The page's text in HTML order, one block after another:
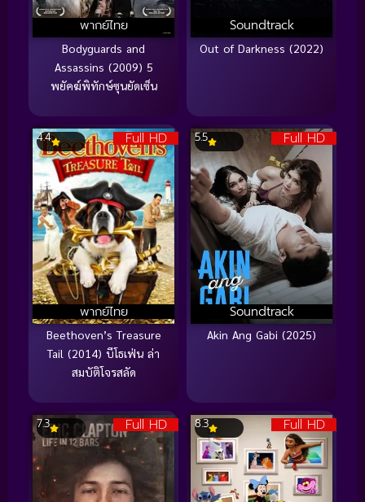
พากย์ไทย
Bodyguards and
Assassins (2009) 5
พยัคฆ์พิทักษ์ซุนยัดเซ็น
Soundtrack
Out of Darkness (2022)
Full HD
พากย์ไทย
4.4
Beethoven’s Treasure
Tail (2014) บีโธเฟ่น ล่า
สมบัติโจรสลัด
Full HD
Soundtrack
5.5
Akin Ang Gabi (2025)
Full HD
7.3 Full HD
8.3